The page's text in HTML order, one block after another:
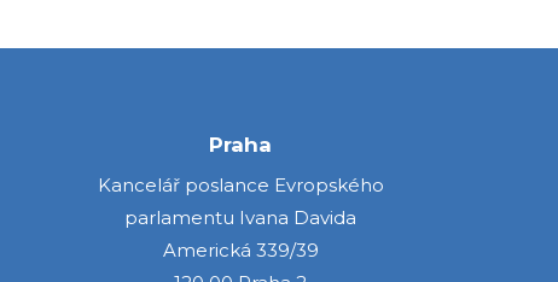
Praha
Kancelář poslance Evropského
parlamentu Ivana Davida
Americká 339/39